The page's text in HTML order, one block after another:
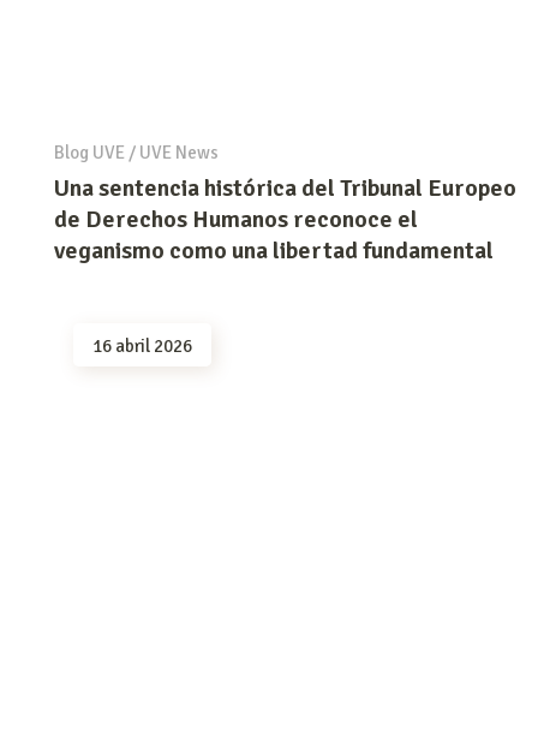
Blog UVE/ UVE News
Una sentencia histórica del Tribunal Europeo
de Derechos Humanos reconoce el
veganismo como una libertad fundamental
16 abril 2026